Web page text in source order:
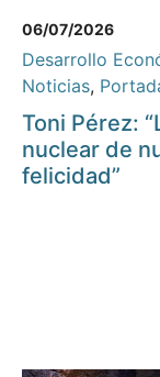
06/07/2026
Desarrollo
Noticias,
Toni Pérez:
nuclear de
felicidad”